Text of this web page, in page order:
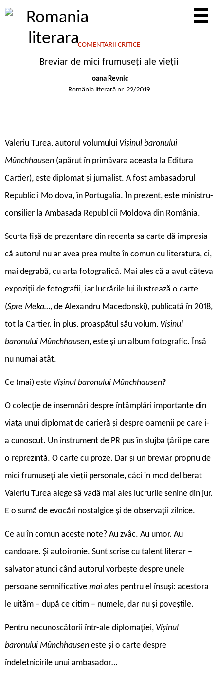
COMENTARII CRITICE
Breviar de mici frumuseți ale vieții
Ioana Revnic
România literară nr. 22/2019
Valeriu Turea, autorul volumului Vișinul baronului
Münchhausen (apărut în primăvara aceasta la Editura
Cartier), este diplomat și jurnalist. A fost ambasadorul
Republicii Moldova, în Portugalia. În prezent, este ministru-
consilier la Ambasada Republicii Moldova din România.
Scurta fișă de prezentare din recenta sa carte dă impresia
că autorul nu ar avea prea multe în comun cu literatura, ci,
mai degrabă, cu arta fotografică. Mai ales că a avut câteva
expoziții de fotografii, iar lucrările lui ilustrează o carte
(Spre Meka…, de Alexandru Macedonski), publicată în 2018,
tot la Cartier. În plus, proaspătul său volum, Vișinul
baronului Münchhausen, este și un album fotografic. Însă
nu numai atât.
Ce (mai) este Vișinul baronului Münchhausen?
O colecție de însemnări despre întâmplări importante din
viața unui diplomat de carieră și despre oamenii pe care i-
a cunoscut. Un instrument de PR pus în slujba țării pe care
o reprezintă. O carte cu proze. Dar și un breviar propriu de
mici frumuseți ale vieții personale, căci în mod deliberat
Valeriu Turea alege să vadă mai ales lucrurile senine din jur.
E o sumă de evocări nostalgice și de observații zilnice.
Ce au în comun aceste note? Au zvâc. Au umor. Au
candoare. Și autoironie. Sunt scrise cu talent literar –
salvator atunci când autorul vorbește despre unele
persoane semnificative mai ales pentru el însuși: acestora
le uităm – după ce citim – numele, dar nu și poveștile.
Pentru necunoscătorii într-ale diplomației, Vișinul
baronului Münchhausen este și o carte despre
îndeletnicirile unui ambasador…